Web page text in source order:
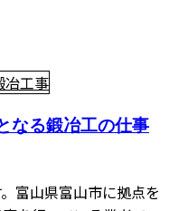
冶工事
なる鍛冶工の仕事
富山県富山市に拠点を